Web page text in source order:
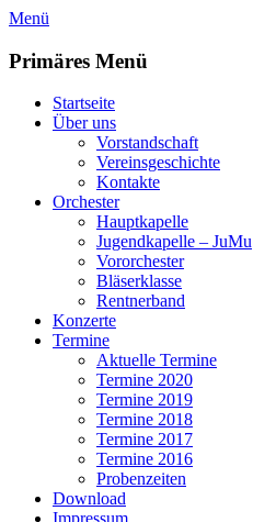
Zum
springen
Menü
Primäres Menü
Startseite
Über uns
Vorstandschaft
Vereinsgeschichte
Kontakte
Orchester
Hauptkapelle
Jugendkapelle – JuMu
Vororchester
Bläserklasse
Rentnerband
Konzerte
Termine
Aktuelle Termine
Termine 2020
Termine 2019
Termine 2018
Termine 2017
Termine 2016
Probenzeiten
Download